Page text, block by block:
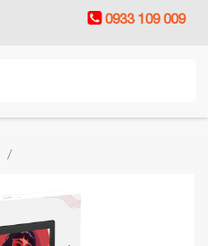
0933 109 009